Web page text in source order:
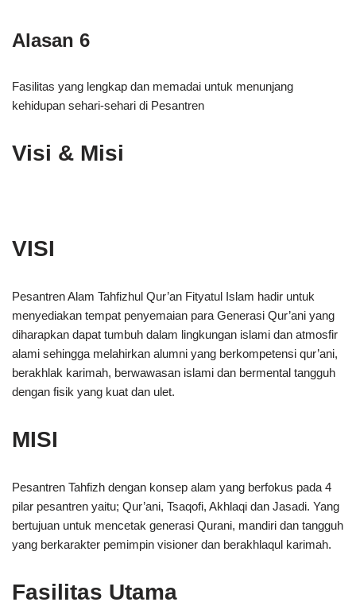
Alasan 6
Fasilitas yang lengkap dan memadai untuk menunjang
kehidupan sehari-sehari di Pesantren
Visi & Misi
VISI
Pesantren Alam Tahfizhul Qur’an Fityatul Islam hadir untuk
menyediakan tempat penyemaian para Generasi Qur’ani yang
diharapkan dapat tumbuh dalam lingkungan islami dan atmosfir
alami sehingga melahirkan alumni yang berkompetensi qur’ani,
berakhlak karimah, berwawasan islami dan bermental tangguh
dengan fisik yang kuat dan ulet.
MISI
Pesantren Tahfizh dengan konsep alam yang berfokus pada 4
pilar pesantren yaitu; Qur’ani, Tsaqofi, Akhlaqi dan Jasadi. Yang
bertujuan untuk mencetak generasi Qurani, mandiri dan tangguh
yang berkarakter pemimpin visioner dan berakhlaqul karimah.
Fasilitas Utama